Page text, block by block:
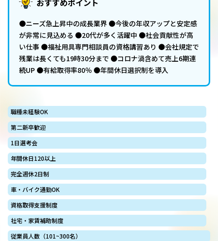
●ニーズ急上昇中の成長業界 ●今後の年収アップと安定感
が非常に見込める ●20代が多く活躍中 ●社会貢献性が高
い仕事 ●福祉用具専門相談員の資格講習あり ●会社規定で
残業は長くても19時30分まで ●コロナ渦含めて売上6期連
続UP ●有給取得率80％ ●年間休日選択制を導入
職種未経験OK
第二新卒歓迎
1日選考会
年間休日120以上
完全週休2日制
車・バイク通勤OK
資格取得支援制度
社宅・家賃補助制度
従業員人数（101~300名）